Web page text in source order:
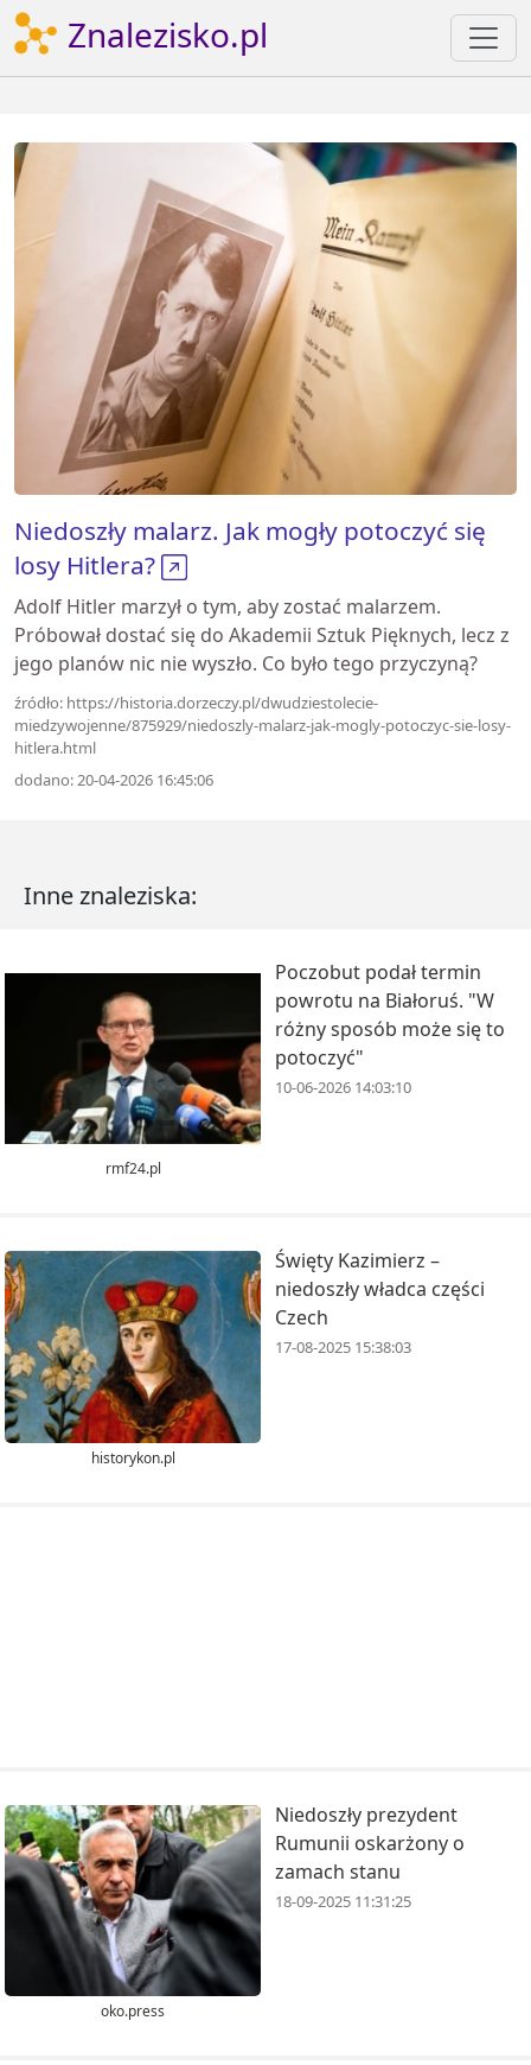
Znalezisko.pl
Niedoszły malarz. Jak mogły potoczyć się
losy Hitlera?
Adolf Hitler marzył o tym, aby zostać malarzem.
Próbował dostać się do Akademii Sztuk Pięknych, lecz z
jego planów nic nie wyszło. Co było tego przyczyną?
źródło: https://historia.dorzeczy.pl/dwudziestolecie-
miedzywojenne/875929/niedoszly-malarz-jak-mogly-potoczyc-sie-losy-
hitlera.html
dodano: 20-04-2026 16:45:06
Inne znaleziska:
rmf24.pl
Poczobut podał termin
powrotu na Białoruś. "W
różny sposób może się to
potoczyć"
10-06-2026 14:03:10
historykon.pl
Święty Kazimierz –
niedoszły władca części
Czech
17-08-2025 15:38:03
oko.press
Niedoszły prezydent
Rumunii oskarżony o
zamach stanu
18-09-2025 11:31:25